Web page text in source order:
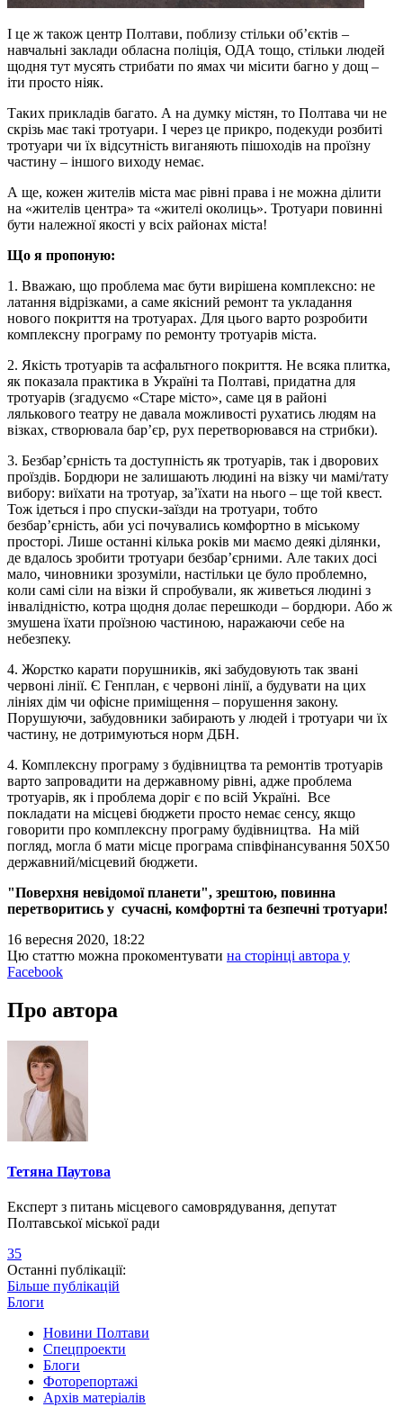
І це ж також центр Полтави, поблизу стільки об’єктів –
навчальні заклади обласна поліція, ОДА тощо, стільки людей
щодня тут мусять стрибати по ямах чи місити багно у дощ –
іти просто ніяк.
Таких прикладів багато. А на думку містян, то Полтава чи не
скрізь має такі тротуари. І через це прикро, подекуди розбиті
тротуари чи їх відсутність виганяють пішоходів на проїзну
частину – іншого виходу немає.
А ще, кожен жителів міста має рівні права і не можна ділити
на «жителів центра» та «жителі околиць». Тротуари повинні
бути належної якості у всіх районах міста!
Що я пропоную:
1. Вважаю, що проблема має бути вирішена комплексно: не
латання відрізками, а саме якісний ремонт та укладання
нового покриття на тротуарах. Для цього варто розробити
комплексну програму по ремонту тротуарів міста.
2. Якість тротуарів та асфальтного покриття. Не всяка плитка,
як показала практика в Україні та Полтаві, придатна для
тротуарів (згадуємо «Старе місто», саме ця в районі
лялькового театру не давала можливості рухатись людям на
візках, створювала бар’єр, рух перетворювався на стрибки).
3. Безбар’єрність та доступність як тротуарів, так і дворових
проїздів. Бордюри не залишають людині на візку чи мамі/тату
вибору: виїхати на тротуар, за’їхати на нього – ще той квест.
Тож ідеться і про спуски-заїзди на тротуари, тобто
безбар’єрність, аби усі почувались комфортно в міському
просторі. Лише останні кілька років ми маємо деякі ділянки,
де вдалось зробити тротуари безбар’єрними. Але таких досі
мало, чиновники зрозуміли, настільки це було проблемно,
коли самі сіли на візки й спробували, як живеться людині з
інвалідністю, котра щодня долає перешкоди – бордюри. Або ж
змушена їхати проїзною частиною, наражаючи себе на
небезпеку.
4. Жорстко карати порушників, які забудовують так звані
червоні лінії. Є Генплан, є червоні лінії, а будувати на цих
лініях дім чи офісне приміщення – порушення закону.
Порушуючи, забудовники забирають у людей і тротуари чи їх
частину, не дотримуються норм ДБН.
4. Комплексну програму з будівництва та ремонтів тротуарів
варто запровадити на державному рівні, адже проблема
тротуарів, як і проблема доріг є по всій Україні. Все
покладати на місцеві бюджети просто немає сенсу, якщо
говорити про комплексну програму будівництва. На мій
погляд, могла б мати місце програма співфінансування 50Х50
державний/місцевий бюджети.
"Поверхня невідомої планети", зрештою, повинна
перетворитись у сучасні, комфортні та безпечні тротуари!
16 вересня 2020, 18:22
Цю статтю можна прокоментувати на сторінці автора у
Facebook
Про автора
Тетяна Паутова
Експерт з питань місцевого самоврядування, депутат
Полтавської міської ради
35
Останні публікації:
Більше публікацій
Блоги
Новини Полтави
Спецпроекти
Блоги
Фоторепортажі
Архів матеріалів